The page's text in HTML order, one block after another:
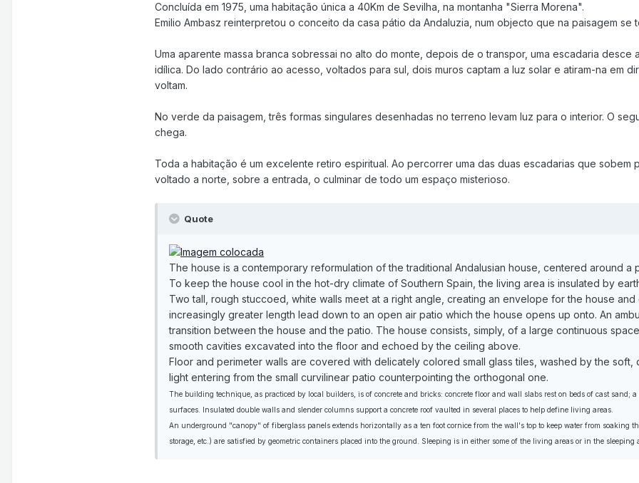
Concluída em 1975, uma habitação única a 40Km de Sevilha, na montanha "Sierra Morena".
Emilio Ambasz reinterpretou o conceito da casa pátio da Andaluzia, num objecto que na paisagem se
Uma aparente massa branca sobressai no alto do monte, depois de o transpor, uma escadaria
idílica. Do lado contrário ao acesso, voltados para sul, dois muros captam a luz solar e atiram-na em
voltam.
No verde da paisagem, três formas singulares desenhadas no terreno levam luz para o interior. O
chega.
Toda a habitação é um excelente retiro espiritual. Ao percorrer uma das duas escadarias que sobem
voltado a norte, sobre a entrada, o culminar de todo um espaço misterioso.
Quote
The house is a contemporary reformulation of the traditional Andalusian house, centered around a
To keep the house cool in the hot-dry climate of Southern Spain, the living area is insulated by
Two tall, rough stuccoed, white walls meet at a right angle, creating an envelope for the house
increasingly greater length lead down to an open air patio which the house opens up onto. An
transition between the house and the patio. The house consists, simply, of a large continuous
smooth cavities excavated into the floor and echoed by the ceiling above.
Floor and perimeter walls are covered with delicately colored small glass tiles, washed by the
light entering from the small curvilinear patio counterpointing the orthogonal one.
The building technique, as practiced by local builders, is of concrete and bricks: concrete floor and wall slabs rest on beds of cast
surfaces. Insulated double walls and slender columns support a concrete roof vaulted in several places to help define living areas.
An underground "canopy" of fiberglass panels extends horizontally as a ten foot cornice from the wall's top to keep water from soaking
storage, etc.) are satisfied by geometric containers placed into the ground. Sleeping is in either some of the living areas or in the sleeping